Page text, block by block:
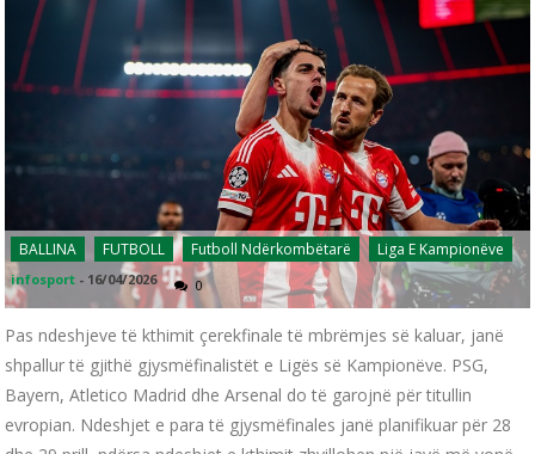
BALLINA FUTBOLL Futboll Ndërkombëtarë Liga E Kampionëve
infosport - 16/04/2026 0
Pas ndeshjeve të kthimit çerekfinale të mbrëmjes së kaluar, janë
shpallur të gjithë gjysmëfinalistët e Ligës së Kampionëve. PSG,
Bayern, Atletico Madrid dhe Arsenal do të garojnë për titullin
evropian. Ndeshjet e para të gjysmëfinales janë planifikuar për 28